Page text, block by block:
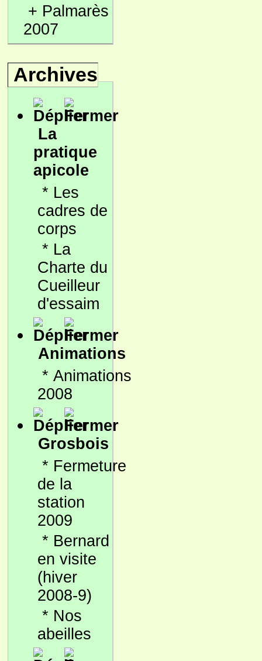
+ Palmarès
2007
Archives
La
pratique
apicole
* Les
cadres de
corps
* La
Charte du
Cueilleur
d'essaim
Animations
* Animations
2008
Grosbois
* Fermeture
de la
station
2009
* Bernard
en visite
(hiver
2008-9)
* Nos
abeilles